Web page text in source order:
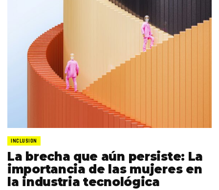
INCLUSION
La brecha que aún persiste: La
importancia de las mujeres en
la industria tecnológica